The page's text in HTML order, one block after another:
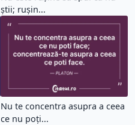
știi; rușin...
Nu te concentra asupra a ceea
ce nu poți...